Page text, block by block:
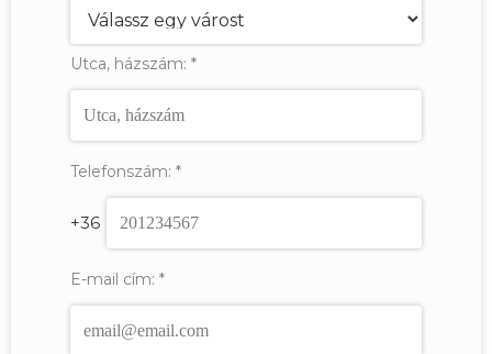
Utca, házszám: *
Telefonszám: *
+36
E-mail cím: *